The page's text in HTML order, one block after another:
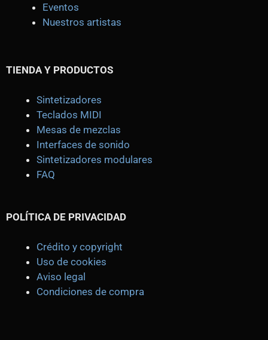
Eventos
Nuestros artistas
TIENDA Y PRODUCTOS
Sintetizadores
Teclados MIDI
Mesas de mezclas
Interfaces de sonido
Sintetizadores modulares
FAQ
POLÍTICA DE PRIVACIDAD
Crédito y copyright
Uso de cookies
Aviso legal
Condiciones de compra